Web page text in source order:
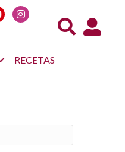
Acceso
RECETAS